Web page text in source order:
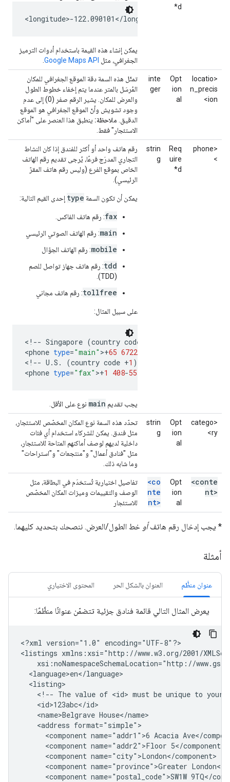
d*
<longitude>-122.090101</longitude>
يمكن إنشاء هذه القيمة باستخدام أدوات الترميز
الجغرافي، مثل
Google Maps API
<locatio
n_precis
ion>
Opt
ion
al
inte
ger
تمثّل هذه السمة دقة الموقع الجغرافي للمكان
المُرسَل بالمتر عندما يتم إخفاء خطوط الطول
والعرض للمكان. يشير الرقم صفر (0) إلى عدم
وجود تشويش وأنّ الموقع الجغرافي هو الموقع
الدقيق. ملاحظة: ينطبق هذا العنصر على "أماكن
الاستئجار" فقط.
<phone
>
Req
uire
d*
strin
g
رقم هاتف واحد أو أكثر للفندق إذا كان النشاط
التجاري المدرَج فرعًا، يُرجى تقديم رقم الهاتف
الخاص بموقع الفرع (وليس رقم هاتف المقرّ
الرئيسي).
يمكن أن تكون السمة type إحدى القيم التالية:
fax: رقم هاتف الفاكس.
main: رقم الهاتف الصوتي الرئيسي
mobile: رقم الهاتف الجوّال
tdd: رقم هاتف جهاز تواصل للصم
(TDD).
tollfree: رقم هاتف مجاني
على سبيل المثال:
< ! -- Singapore (country code
<phone type="main" >+65 6722
< ! -- U .S . (country code +1 )
<phone type="fax" >+1 408-555
يجب تقديم main نوع على الأقل.
<catego
ry>
Opt
ion
al
strin
g
تحدّد هذه السمة نوع المكان المخصّص للاستئجار،
مثل فندق. يمكن للشركاء استخدام أي فئات
داخلية لديهم لوصف أماكنهم المتاحة للاستئجار،
مثل "فنادق أعمال" و"منتجعات" و"استراحات"
وما شابه ذلك.
<conte
nt>
Opt
ion
al
<co
nte
nt>
تفاصيل اختيارية تُستخدَم في البطاقة، مثل
الوصف والتقييمات وميزات المكان المخصّص
للاستئجار
* يجب إدخال رقم هاتفأو خط الطول/العرض. ننصحك بتحديد كليهما.
أمثلة
عنوان منظَّم العنوان بالشكل الحر المحتوى الاختياري
يعرض المثال التالي قائمة فنادق جزئية تتضمّن عنوانًا منظَّمًا:
<?xml version="1.0"
encoding="UTF-8"?>
<listings
<!-- The value of <id> must be unique to your
<name>Belgrave
<address
<component name="addr1">6 Acacia
<component name="addr2">Floor
<component
<component name="province">Greater
<component name="postal_code">SW1W